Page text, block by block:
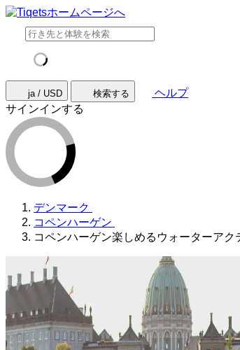
ja / USD 検索する
ヘルプ
サインインする
デンマーク
コペンハーゲン
コペンハーゲン楽しめるウォーターアク